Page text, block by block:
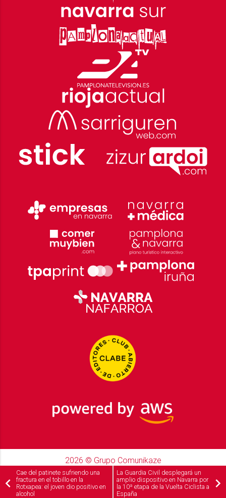
2026 © Grupo Comunikaze
Desarrollado por: OA Cloud
Cae del patinete sufriendo una
fractura en el tobillo en la
Rotxapea: el joven dio positivo en
alcohol
La Guardia Civil desplegará un
amplio dispositivo en Navarra por
la 10ª etapa de la Vuelta Ciclista a
España